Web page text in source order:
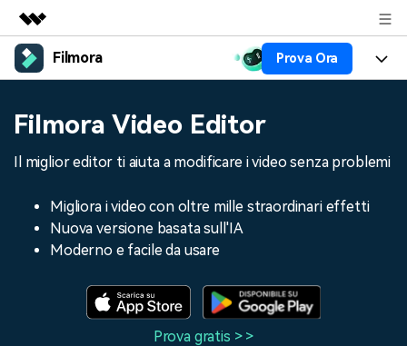
Prodotti in evidenza
Utilità
Soluzione
Filmora Prova Ora
Risorse
Audio
Risorse
Tip per Editing
Tip per Live-Streaming
Centro Aiuto
Filmora Video Editor
Il miglior editor ti aiuta a modificare i video senza problemi
Migliora i video con oltre mille straordinari effetti
Nuova versione basata sull'IA
Moderno e facile da usare
Prova gratis > >